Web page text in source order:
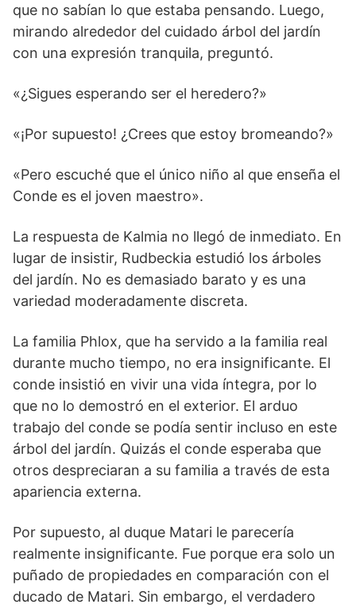
que no sabían lo que estaba pensando. Luego,
mirando alrededor del cuidado árbol del jardín
con una expresión tranquila, preguntó.
«¿Sigues esperando ser el heredero?»
«¡Por supuesto! ¿Crees que estoy bromeando?»
«Pero escuché que el único niño al que enseña el
Conde es el joven maestro».
La respuesta de Kalmia no llegó de inmediato. En
lugar de insistir, Rudbeckia estudió los árboles
del jardín. No es demasiado barato y es una
variedad moderadamente discreta.
La familia Phlox, que ha servido a la familia real
durante mucho tiempo, no era insignificante. El
conde insistió en vivir una vida íntegra, por lo
que no lo demostró en el exterior. El arduo
trabajo del conde se podía sentir incluso en este
árbol del jardín. Quizás el conde esperaba que
otros despreciaran a su familia a través de esta
apariencia externa.
Por supuesto, al duque Matari le parecería
realmente insignificante. Fue porque era solo un
puñado de propiedades en comparación con el
ducado de Matari. Sin embargo, el verdadero